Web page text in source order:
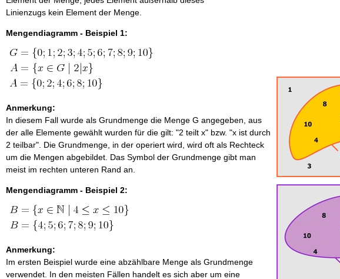
Linienzugs kein Element der Menge.
Mengendiagramm - Beispiel 1:
Anmerkung:
In diesem Fall wurde als Grundmenge die Menge G angegeben, aus
der alle Elemente gewählt wurden für die gilt: "2 teilt x" bzw. "x ist durch
2 teilbar". Die Grundmenge, in der operiert wird, wird oft als Rechteck
um die Mengen abgebildet. Das Symbol der Grundmenge gibt man
meist im rechten unteren Rand an.
Mengendiagramm - Beispiel 2:
Anmerkung:
Im ersten Beispiel wurde eine abzählbare Menge als Grundmenge
verwendet. In den meisten Fällen handelt es sich aber um eine